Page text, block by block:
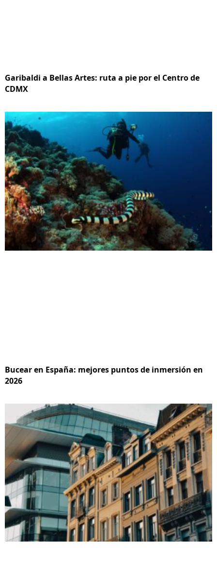
Garibaldi a Bellas Artes: ruta a pie por el Centro de
CDMX
Bucear en España: mejores puntos de inmersión en
2026